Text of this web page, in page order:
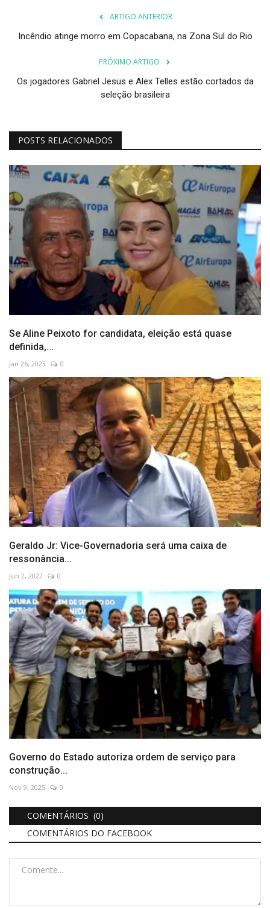
ARTIGO ANTERIOR
Incêndio atinge morro em Copacabana, na Zona Sul do Rio
PRÓXIMO ARTIGO
Os jogadores Gabriel Jesus e Alex Telles estão cortados da
seleção brasileira
POSTS RELACIONADOS
Se Aline Peixoto for candidata, eleição está quase
definida,...
Jan 26, 2023 0
Geraldo Jr: Vice-Governadoria será uma caixa de
ressonância...
Jun 2, 2022 0
Governo do Estado autoriza ordem de serviço para
construção...
Nov 9, 2025 0
COMENTÁRIOS (0)
COMENTÁRIOS DO FACEBOOK